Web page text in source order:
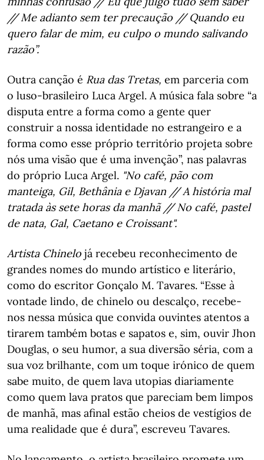
// Me adianto sem ter precaução // Quando eu
quero falar de mim, eu culpo o mundo salivando
razão”.
Outra canção é Rua das Tretas, em parceria com
o luso-brasileiro Luca Argel. A música fala sobre “a
disputa entre a forma como a gente quer
construir a nossa identidade no estrangeiro e a
forma como esse próprio território projeta sobre
nós uma visão que é uma invenção”, nas palavras
do próprio Luca Argel. "No café, pão com
manteiga, Gil, Bethânia e Djavan // A história mal
tratada às sete horas da manhã // No café, pastel
de nata, Gal, Caetano e Croissant".
Artista Chinelo já recebeu reconhecimento de
grandes nomes do mundo artístico e literário,
como do escritor Gonçalo M. Tavares. “Esse à
vontade lindo, de chinelo ou descalço, recebe-
nos nessa música que convida ouvintes atentos a
tirarem também botas e sapatos e, sim, ouvir Jhon
Douglas, o seu humor, a sua diversão séria, com a
sua voz brilhante, com um toque irónico de quem
sabe muito, de quem lava utopias diariamente
como quem lava pratos que pareciam bem limpos
de manhã, mas afinal estão cheios de vestígios de
uma realidade que é dura”, escreveu Tavares.